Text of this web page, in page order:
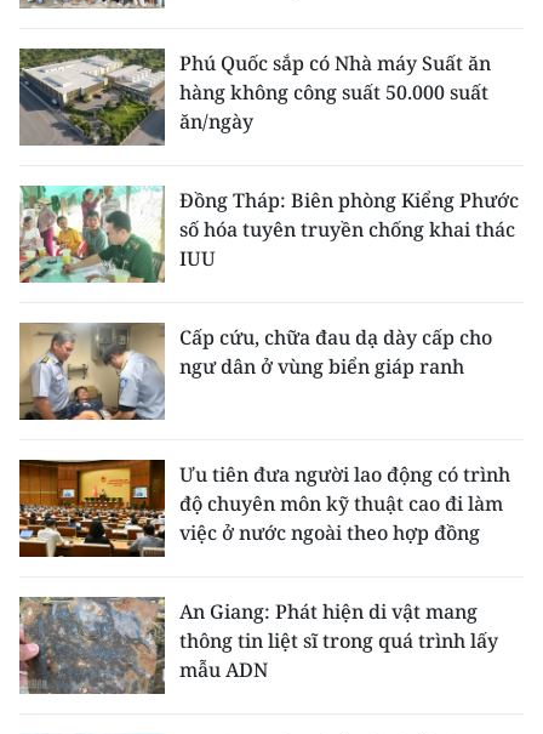
Phú Quốc sắp có Nhà máy Suất ăn
hàng không công suất 50.000 suất
ăn/ngày
Đồng Tháp: Biên phòng Kiểng Phước
số hóa tuyên truyền chống khai thác
IUU
Cấp cứu, chữa đau dạ dày cấp cho
ngư dân ở vùng biển giáp ranh
Ưu tiên đưa người lao động có trình
độ chuyên môn kỹ thuật cao đi làm
việc ở nước ngoài theo hợp đồng
An Giang: Phát hiện di vật mang
thông tin liệt sĩ trong quá trình lấy
mẫu ADN